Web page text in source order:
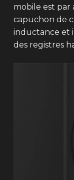
mobile est par
capuchon de
inductance et
des registres